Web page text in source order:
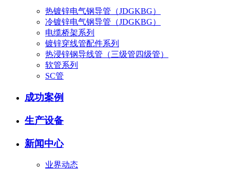
热镀锌电气钢导管（JDGKBG）
冷镀锌电气钢导管（JDGKBG）
电缆桥架系列
镀锌穿线管配件系列
热浸锌钢导线管（三级管四级管）
软管系列
SC管
成功案例
生产设备
新闻中心
业界动态